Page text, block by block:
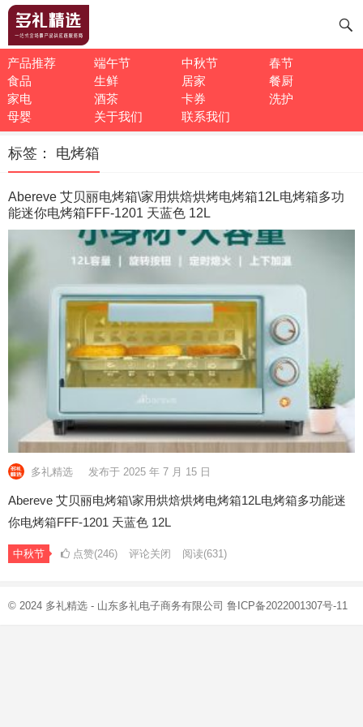
产品推荐 端午节 中秋节
春节
食品
生鲜 居家
餐厨
家电
酒茶 卡券
洗护
母婴
关于我们 联系我们
标签： 电烤箱
Abereve 艾贝丽电烤箱\家用烘焙烘烤电烤箱12L电烤箱多功
能迷你电烤箱FFF-1201 天蓝色 12L
多礼精选 发布于 2025 年 7 月 15 日
Abereve 艾贝丽电烤箱\家用烘焙烘烤电烤箱12L电烤箱多功能迷
你电烤箱FFF-1201 天蓝色 12L
中秋节 点赞(246) 评论关闭 阅读(631)
© 2024 多礼精选 - 山东多礼电子商务有限公司 鲁ICP备2022001307号-11